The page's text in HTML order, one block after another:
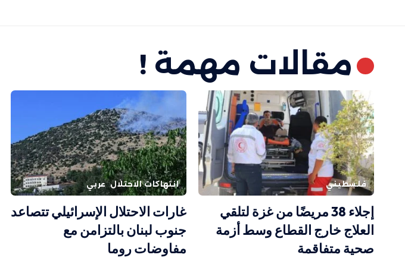
مقالات مهمة !
فلسطيني
إجلاء 38 مريضًا من غزة لتلقي
العلاج خارج القطاع وسط أزمة
صحية متفاقمة
انتهاكات الاحتلال عربي
غارات الاحتلال الإسرائيلي تتصاعد
جنوب لبنان بالتزامن مع
مفاوضات روما